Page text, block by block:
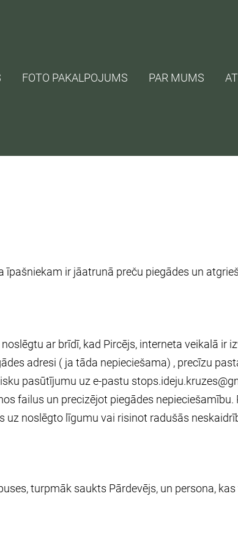
FOTO PAKALPOJUMS PAR MUMS
ir jāatrunā preču piegādes un
ar brīdī, kad Pircējs, interneta veikalā ir
adresi ( ja tāda nepieciešama) , precīzu
pasūtījumu uz e-pastu
failus un precizējot piegādes
noslēgto līgumu vai risinot radušās
turpmāk saukts Pārdevējs, un persona,